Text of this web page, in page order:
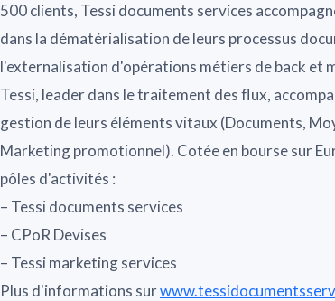
500 clients, Tessi documents services
dans la dématérialisation de leurs processus
l'externalisation d'opérations métiers de back et
Tessi, leader dans le traitement des flux,
gestion de leurs éléments vitaux (Documents,
Marketing promotionnel). Cotée en bourse sur
pôles d'activités :
– Tessi documents services
– CPoR Devises
– Tessi marketing services
Plus d'informations sur